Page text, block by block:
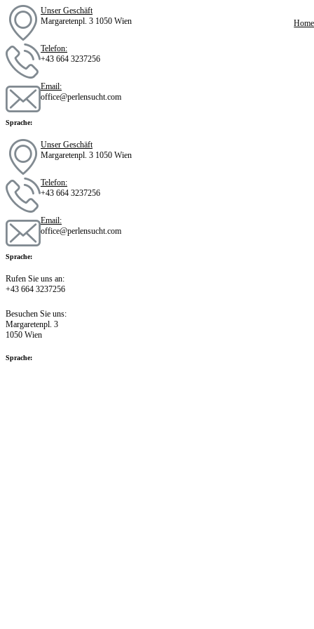
Skip
to
content
Unser Geschäft
Margaretenpl. 3 1050 Wien
Telefon:
+43 664 3237256
Email:
office@perlensucht.com
Sprache:
Unser Geschäft
Margaretenpl. 3 1050 Wien
Telefon:
+43 664 3237256
Email:
office@perlensucht.com
Sprache:
Rufen Sie uns an:
+43 664 3237256
Besuchen Sie uns:
Margaretenpl. 3
1050 Wien
Sprache:
Home